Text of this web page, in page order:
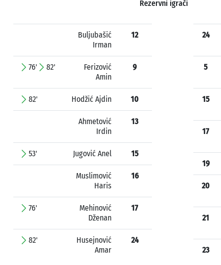
Rezervni igrači
Buljubašić
Irman
12
76' 82'
Ferizović
Amin
9
82' Hodžić Ajdin 10
Ahmetović
Irdin
13
53' Jugović Anel 15
Muslimović
Haris
16
76'
Mehinović
Dženan
17
82'
Husejnović
Amar
24
24
5
15
17
19
20
21
23